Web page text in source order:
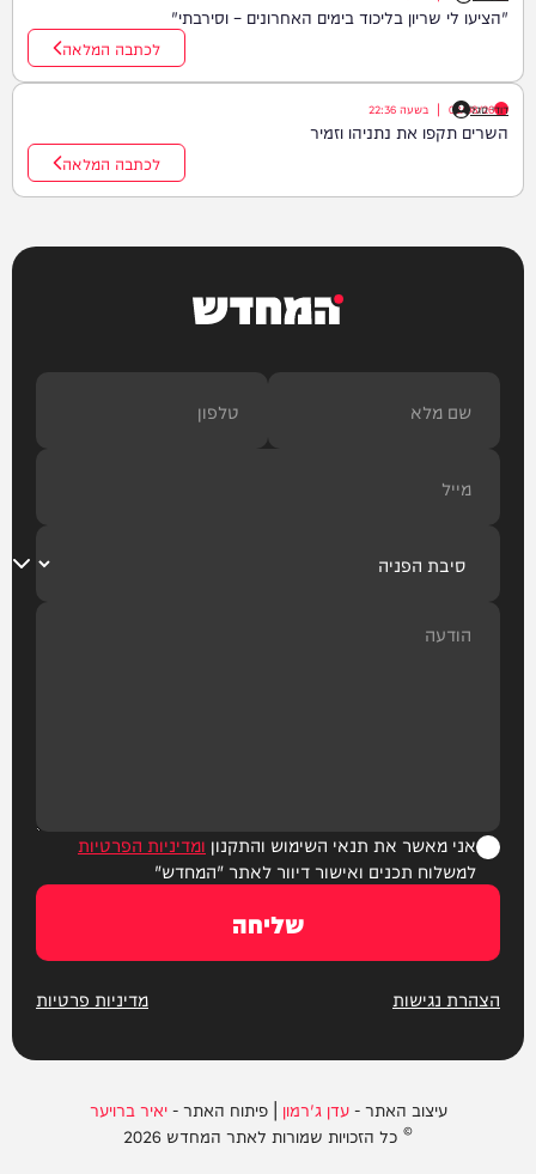
"הציעו לי שריון בליכוד בימים האחרונים – וסירבתי"
לכתבה המלאה
דודי סגל
08/08/26
| בשעה 22:36
השרים תקפו את נתניהו וזמיר
לכתבה המלאה
המחדש
אני מאשר את תנאי השימוש והתקנון ומדיניות הפרטיות
למשלוח תכנים ואישור דיוור לאתר "המחדש"
שליחה
הצהרת נגישות מדיניות פרטיות
עיצוב האתר -עדן ג'רמון | פיתוח האתר -יאיר ברויער
© כל הזכויות שמורות לאתר המחדש 2026